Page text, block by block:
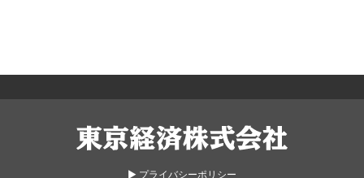
▶︎ プライバシーポリシー